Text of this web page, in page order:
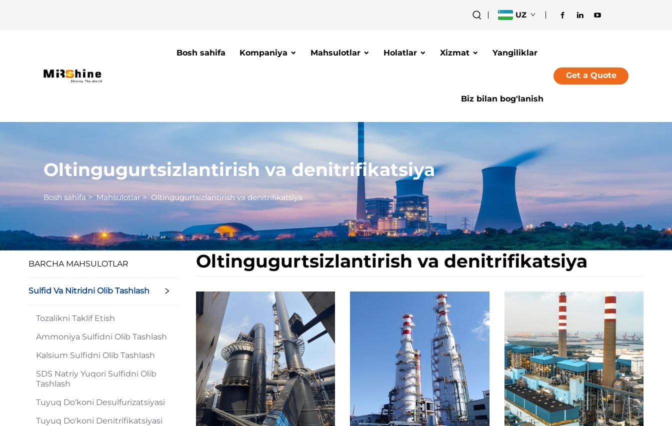
UZ
Bosh sahifa Kompaniya Mahsulotlar Holatlar Xizmat Yangiliklar
Biz bilan bog'lanish
Get a Quote
Oltingugurtsizlantirish va denitrifikatsiya
Bosh sahifa>Mahsulotlar>Oltingugurtsizlantirish va denitrifikatsiya
BARCHA MAHSULOTLAR
Sulfid Va Nitridni Olib Tashlash
Tozalikni Taklif Etish
Ammoniya Sulfidni Olib Tashlash
Kalsium Sulfidni Olib Tashlash
SDS Natriy Yuqori Sulfidni Olib
Tashlash
Tuyuq Do'koni Desulfurizatsiyasi
Tuyuq Do'koni Denitrifikatsiyasi
Oltingugurtsizlantirish va denitrifikatsiya